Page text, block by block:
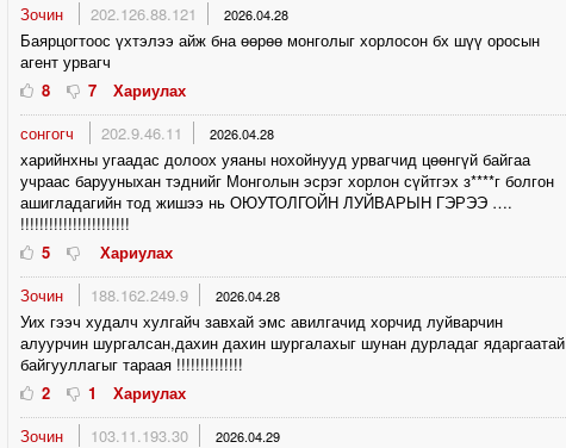
Зочин
202.126.88.121 2026.04.28
Баярцогтоос үхтэлээ айж бна өөрөө монголыг хорлосон бх шүү оросын
агент урвагч
8
7
Хариулах
сонгогч
202.9.46.11 2026.04.28
харийнхны угаадас долоох уяаны нохойнууд урвагчид цөөнгүй байгаа
учраас барууныхан тэднийг Монголын эсрэг хорлон сүйтгэх з****г болгон
ашигладагийн тод жишээ нь ОЮУТОЛГОЙН ЛУЙВАРЫН ГЭРЭЭ ….
!!!!!!!!!!!!!!!!!!!!!!!
5
Хариулах
Зочин
188.162.249.9 2026.04.28
Уих гээч худалч хулгайч завхай эмс авилгачид хорчид луйварчин
алуурчин шургалсан,дахин дахин шургалахыг шунан дурладаг ядаргаатай
байгууллагыг тараая !!!!!!!!!!!!!!
2
1
Хариулах
Зочин
103.11.193.30 2026.04.29